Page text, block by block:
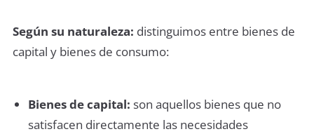
Según su naturaleza: distinguimos entre bienes de
capital y bienes de consumo:
Bienes de capital: son aquellos bienes que no
satisfacen directamente las necesidades